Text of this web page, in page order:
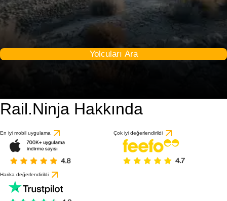
Yolcuları Ara
Rail.Ninja Hakkında
En iyi mobil uygulama Çok iyi değerlendirildi
Harika değerlendirildi